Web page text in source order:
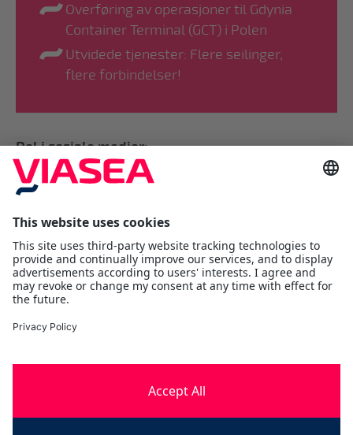
Overføring av operasjoner til Gdynia
Container Terminal (GCT) i Polen
Utvidede tjenester: Flere seilinger,
flere forbindelser!
Del i sosiale medier:
Viasea Shipping AS
Værftsgata 1 C
1511 Moss
Tlf:+47 69 25 70 00
contact@viasea.com